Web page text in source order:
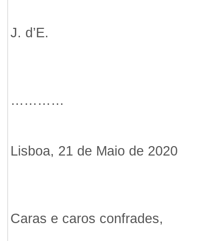
J. d’E.
…………
Lisboa, 21 de Maio de 2020
Caras e caros confrades,